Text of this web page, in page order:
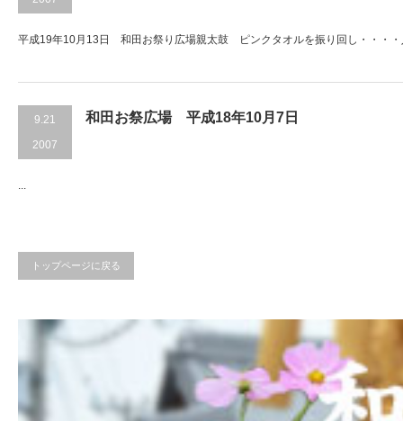
平成19年10月13日 和田お祭り広場親太鼓 ピンクタオルを振り回し・・・
9.21
2007
和田お祭広場 平成18年10月7日
...
トップページに戻る